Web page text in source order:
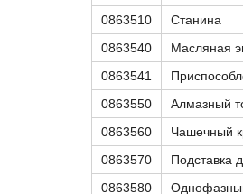
0863510
Станина
0863540
Масляная
0863541
0863550
Алмазный
0863560
Чашечный
0863570
Подставка
0863580